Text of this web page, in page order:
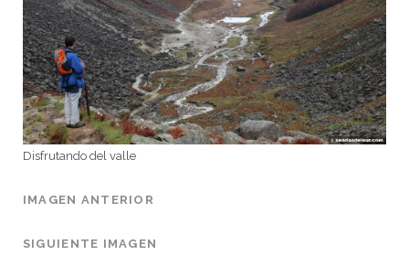
Disfrutando del valle
IMAGEN ANTERIOR
SIGUIENTE IMAGEN